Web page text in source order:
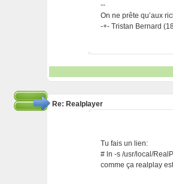
--
On ne prête qu’aux
-+- Tristan Bernard
Re: Realplayer
Tu fais un lien:
# ln -s /usr/local/
comme ça realplay